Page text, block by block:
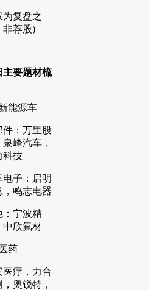
为复盘之
非荐股)
主要题材梳
能源车
件：万里股
峰汽车，
科技
电子：启明
，鸣志电器
：宁波精
中欣氟材
药
医疗，力合
奥锐特，